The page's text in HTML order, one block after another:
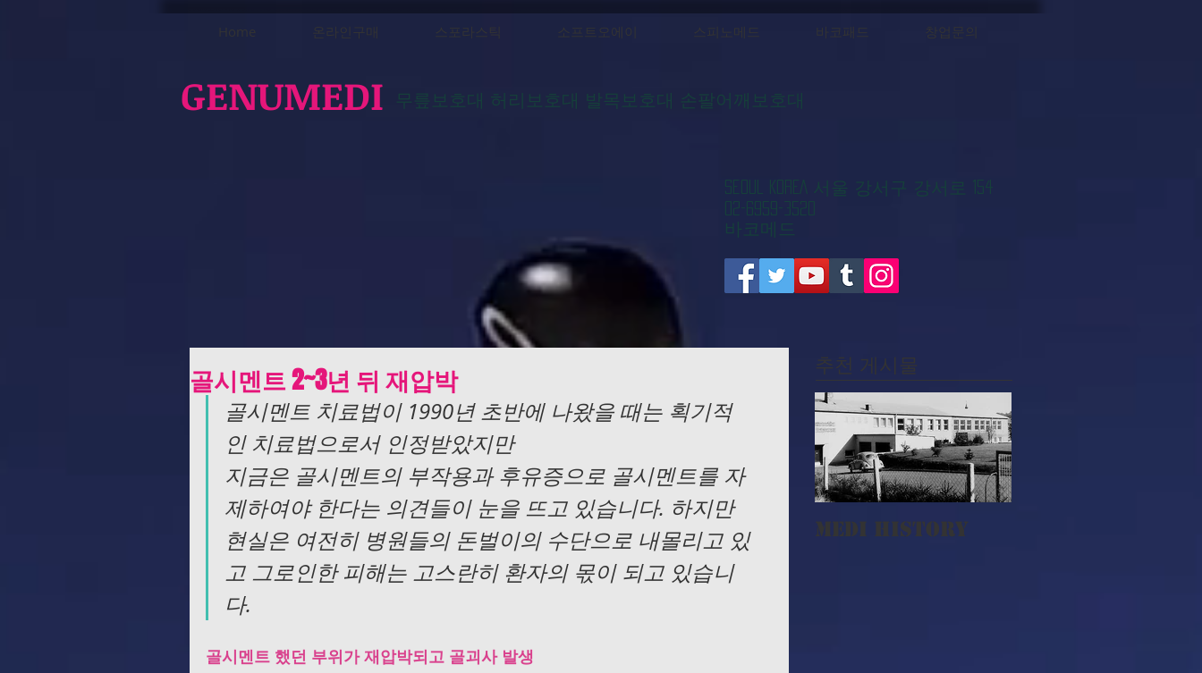
Home
GENUMEDI 무릎보호대 허리보호대 발목보호대 손팔어깨보호대
​Seoul KOREA 서울 강서구 강서로 154
02-6959-3520
​바코메드
골시멘트 2~3년 뒤 재압박
골시멘트 치료법이 1990년 초반에 나왔을 때는 획기적
인 치료법으로서 인정받았지만
지금은 골시멘트의 부작용과 후유증으로 골시멘트를 자
제하여야 한다는 의견들이 눈을 뜨고 있습니다. 하지만
현실은 여전히 병원들의 돈벌이의 수단으로 내몰리고 있
고 그로인한 피해는 고스란히 환자의 몫이 되고 있습니
다.
골시멘트 했던 부위가 재압박되고 골괴사 발생
추천 게시물
MEDI History